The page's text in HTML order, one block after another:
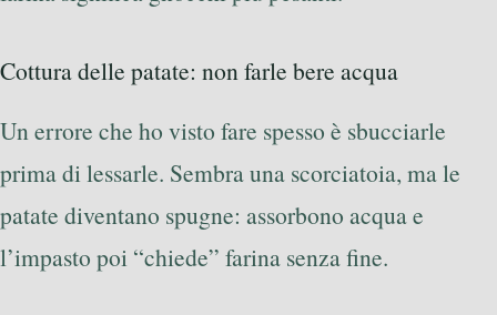
Cottura delle patate: non farle bere acqua
Un errore che ho visto fare spesso è sbucciarle
prima di lessarle. Sembra una scorciatoia, ma le
patate diventano spugne: assorbono acqua e
l’impasto poi “chiede” farina senza fine.